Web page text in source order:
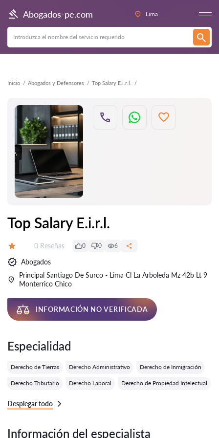
Abogados-pe.com Lima
Inicio Abogados y Defensores Top Salary E.i.r.l.
Atrás
Top Salary E.i.r.l.
Número de reseñas:
0 Reseñas 0 0 6
Abogados
Principal Santiago De Surco - Lima Cl La Arboleda Mz 42b Lt 9
Monterrico Chico
INFORMACIÓN NO VERIFICADA
Especialidad
Derecho de Tierras Derecho Administrativo Derecho de Inmigración
Derecho Tributario Derecho Laboral Derecho de Propiedad Intelectual
Desplegar todo
Información del especialista